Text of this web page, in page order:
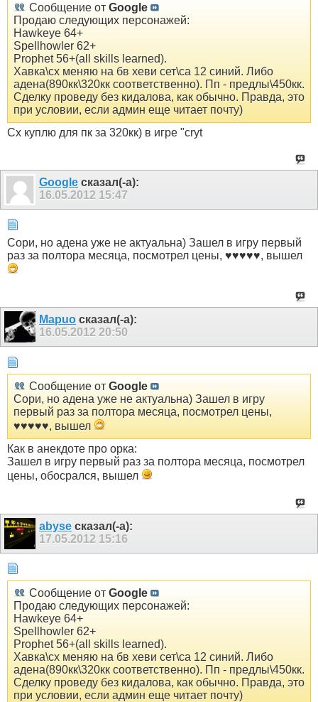
Сообщение от Google
Продаю следующих персонажей:
Hawkeye 64+
Spellhowler 62+
Prophet 56+(all skills learned).
Хавка\сх меняю на бв хеви сет\са 12 синий. Либо
адена(890кк\320кк соответственно). Пп - предлы\450кк.
Сделку проведу без кидалова, как обычно. Правда, это
при условии, если админ еще читает почту)
Сх куплю для пк за 320кк) в игре "cryt
Google сказал(-а):
16.05.2012 15:47
Сори, но адена уже не актуальна) Зашел в игру первый
раз за полтора месяца, посмотрел цены, ♥♥♥♥♥, вышел
Mapuo сказал(-а):
16.05.2012 20:50
Сообщение от Google
Сори, но адена уже не актуальна) Зашел в игру
первый раз за полтора месяца, посмотрел цены,
♥♥♥♥♥, вышел
Как в анекдоте про орка:
Зашел в игру первый раз за полтора месяца, посмотрел
цены, обосрался, вышел
abyse сказал(-а):
17.05.2012 15:16
Сообщение от Google
Продаю следующих персонажей:
Hawkeye 64+
Spellhowler 62+
Prophet 56+(all skills learned).
Хавка\сх меняю на бв хеви сет\са 12 синий. Либо
адена(890кк\320кк соответственно). Пп - предлы\450кк.
Сделку проведу без кидалова, как обычно. Правда, это
при условии, если админ еще читает почту)